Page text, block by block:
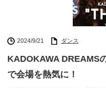
2024/9/21 ダンス
KADOKAWA DREAMS
で会場を熱気に！